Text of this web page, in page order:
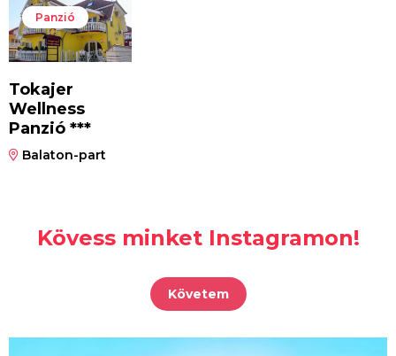
Panzió
Tokajer
Wellness
Panzió ***
Balaton-part
Kövess minket Instagramon!
Követem